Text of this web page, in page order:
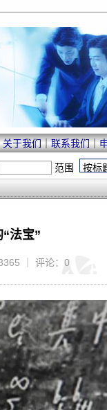
关于我们｜联系我们｜
范围
法宝”
｜ 评论：0